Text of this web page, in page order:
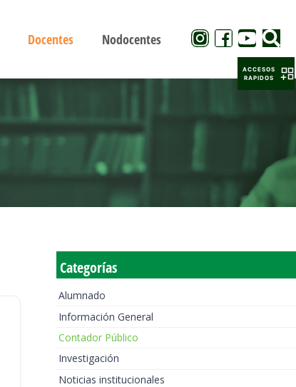
Docentes Nodocentes
Categorías
Alumnado
Información General
Contador Público
Investigación
Noticias institucionales
ACCESOS
RAPIDOS